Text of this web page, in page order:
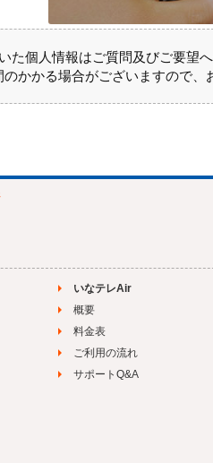
た個人情報はご質問及びご要望
かかる場合がございますので、
いなテレAir
概要
料金表
ご利用の流れ
サポートQ&A